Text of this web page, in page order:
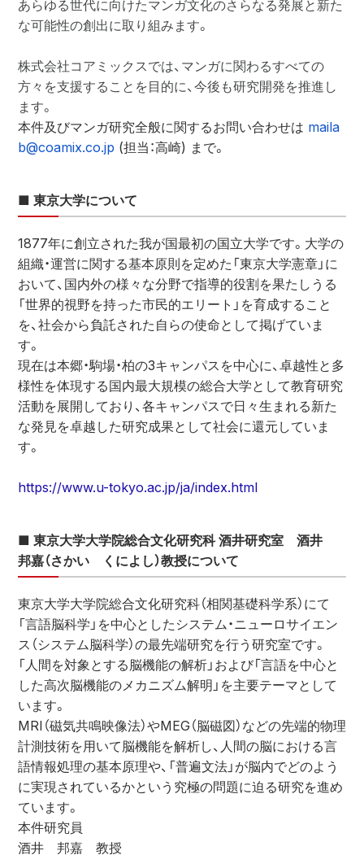
あらゆる世代に向けたマンガ文化のさらなる発展と新た
な可能性の創出に取り組みます。
株式会社コアミックスでは、マンガに関わるすべての
方々を支援することを目的に、今後も研究開発を推進し
ます。
本件及びマンガ研究全般に関するお問い合わせは maila
b@coamix.co.jp (担当：高崎) まで。
■ 東京大学について
1877年に創立された我が国最初の国立大学です。大学の
組織・運営に関する基本原則を定めた「東京大学憲章」に
おいて、国内外の様々な分野で指導的役割を果たしうる
「世界的視野を持った市民的エリート」を育成すること
を、社会から負託された自らの使命として掲げていま
す。
現在は本郷・駒場・柏の3キャンパスを中心に、卓越性と多
様性を体現する国内最大規模の総合大学として教育研究
活動を展開しており、各キャンパスで日々生まれる新た
な発見を卓越した研究成果として社会に還元していま
す。
https://www.u-tokyo.ac.jp/ja/index.html
■ 東京大学大学院総合文化研究科 酒井研究室　酒井
邦嘉（さかい　くによし）教授について
東京大学大学院総合文化研究科（相関基礎科学系）にて
「言語脳科学」を中心としたシステム・ニューロサイエン
ス（システム脳科学）の最先端研究を行う研究室です。
「人間を対象とする脳機能の解析」および「言語を中心と
した高次脳機能のメカニズム解明」を主要テーマとして
います。
MRI（磁気共鳴映像法）やMEG（脳磁図）などの先端的物理
計測技術を用いて脳機能を解析し、人間の脳における言
語情報処理の基本原理や、「普遍文法」が脳内でどのよう
に実現されているかという究極の問題に迫る研究を進め
ています。
本件研究員
酒井　邦嘉　教授